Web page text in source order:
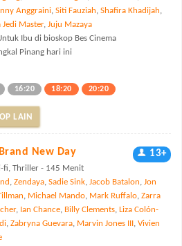
Anggraini, Siti Fauziah, Shafira Khadijah,
Jedi Master, Juju Mazaya
Ibu di bioskop Bes Cinema
Pinang hari ini
16:20 18:20 20:20
LAIN
New Day 13+
fi, Thriller - 145 Menit
, Zendaya, Sadie Sink, Jacob Batalon, Jon
, Michael Mando, Mark Ruffalo, Zarra
, Ian Chance, Billy Clements, Liza Colón-
, Zabryna Guevara, Marvin Jones III, Vivien